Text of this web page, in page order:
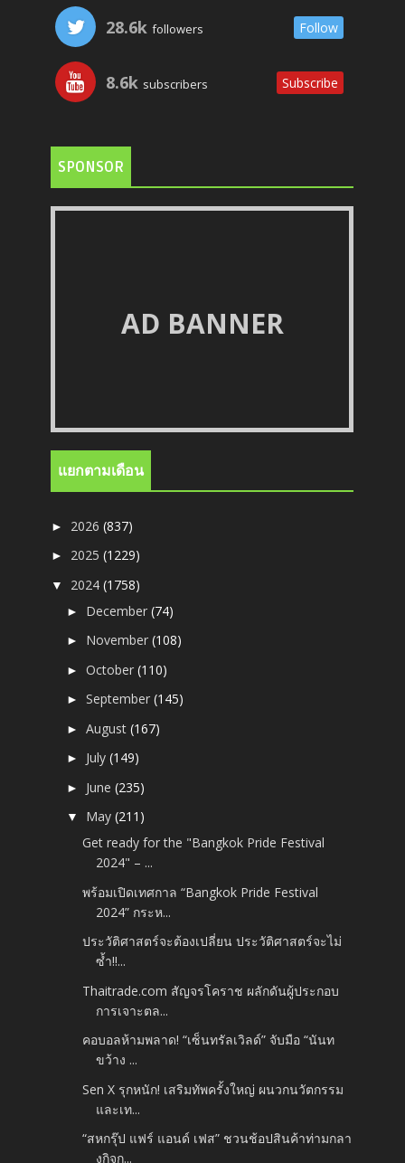
28.6k followers Follow
8.6k subscribers Subscribe
SPONSOR
AD BANNER
แยกตามเดือน
► 2026(837)
► 2025(1229)
▼ 2024(1758)
► December(74)
► November(108)
►October(110)
►September(145)
►August(167)
► July(149)
► June(235)
▼ May(211)
Get ready for the "Bangkok Pride Festival
2024" – ...
พร้อมเปิดเทศกาล “Bangkok Pride Festival
2024” กระห...
ประวัติศาสตร์จะต้องเปลี่ยน ประวัติศาสตร์จะไม่
ซ้ำ!!...
Thaitrade.com สัญจรโคราช ผลักดันผู้ประกอบ
การเจาะตล...
คอบอลห้ามพลาด! “เซ็นทรัลเวิลด์” จับมือ “นันท
ขว้าง ...
Sen X รุกหนัก! เสริมทัพครั้งใหญ่ ผนวกนวัตกรรม
และเท...
“สหกรุ๊ป แฟร์ แอนด์ เฟส” ชวนช้อปสินค้าท่ามกลา
งกิจก...